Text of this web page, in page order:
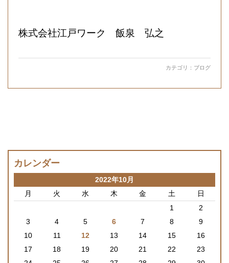
株式会社江戸ワーク 飯泉 弘之
カテゴリ： ブログ
カレンダー
2022年10月
月
火 水 木 金 土
日
1
2
3
4 5 6 7 8
9
10
11 12 13 14 15
16
17
18 19 20 21 22
23